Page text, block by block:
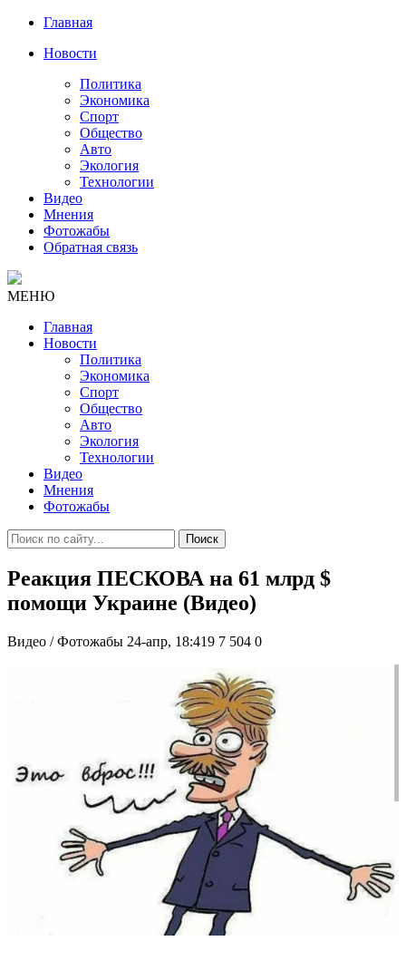
Главная
Новости
Политика
Экономика
Спорт
Общество
Авто
Экология
Технологии
Видео
Мнения
Фотожабы
Обратная связь
МЕНЮ
Главная
Новости
Политика
Экономика
Спорт
Общество
Авто
Экология
Технологии
Видео
Мнения
Фотожабы
Поиск
Реакция ПЕСКОВА на 61 млрд $
помощи Украине (Видео)
Видео / Фотожабы 24-апр, 18:419 7 504 0